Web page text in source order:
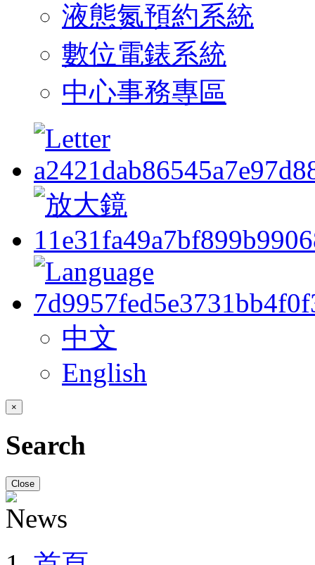
液態氮預約系統
數位電錶系統
中心事務專區
中文
English
×
Search
Close